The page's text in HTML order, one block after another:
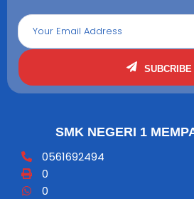
SUBCRIBE
SMK NEGERI 1
0561692494
0
0